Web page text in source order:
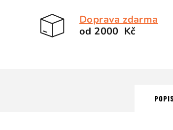
Doprava zdarma
od 2000 Kč